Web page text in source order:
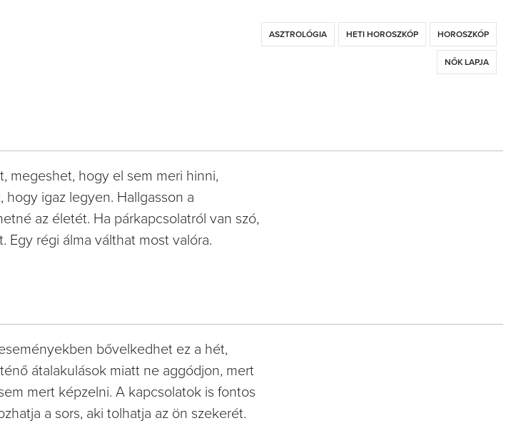
ASZTROLÓGIA HETI HOROSZKÓP HOROSZKÓP
NŐK LAPJA
megeshet, hogy el sem meri hinni,
igaz legyen. Hallgasson a
az életét. Ha párkapcsolatról van szó,
Egy régi álma válthat most valóra.
bővelkedhet ez a hét,
átalakulások miatt ne aggódjon, mert
mert képzelni. A kapcsolatok is fontos
a sors, aki tolhatja az ön szekerét.